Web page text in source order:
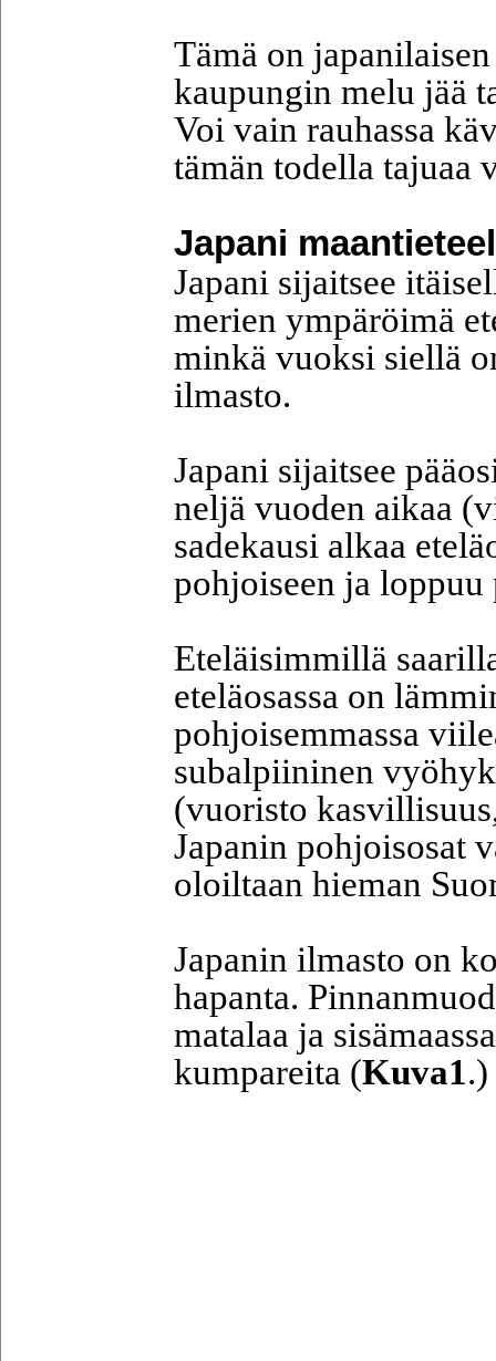
Tämä on
kaupungin melu jää
Voi vain rauhassa
tämän todella tajuaa
Japani
Japani sijaitsee
merien ympäröimä
minkä vuoksi siellä
ilmasto.
Japani sijaitsee
neljä vuoden aikaa
sadekausi alkaa
pohjoiseen ja loppuu
Eteläisimmillä
eteläosassa on
pohjoisemmassa
subalpiininen
(vuoristo
Japanin pohjoisosat
oloiltaan hieman
Japanin ilmasto on
hapanta.
matalaa ja
kumpareita (Kuva1